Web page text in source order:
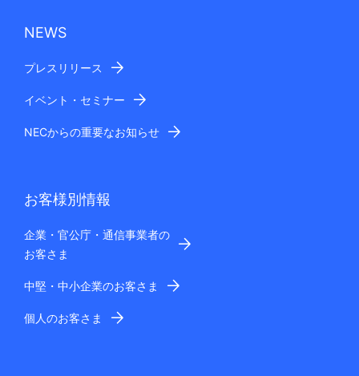
NEWS
プレスリリース
イベント・セミナー
NECからの重要なお知らせ
お客様別情報
企業・官公庁・通信事業者の
お客さま
中堅・中小企業のお客さま
個人のお客さま